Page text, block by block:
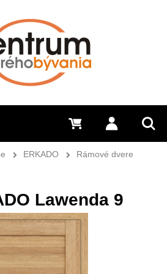
Prihlásiť
0 €
ERKADO
Rámové dvere
Lawenda 9